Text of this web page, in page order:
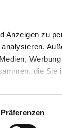
Anzeigen zu
die
Präferenzen